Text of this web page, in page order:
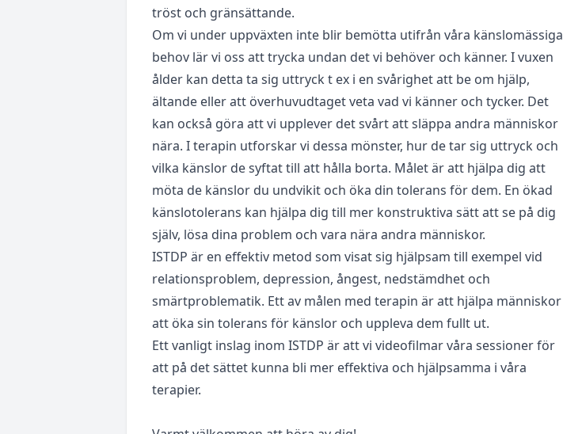
tröst och gränsättande.
Om vi under uppväxten inte blir bemötta utifrån våra känslomässiga
behov lär vi oss att trycka undan det vi behöver och känner. I vuxen
ålder kan detta ta sig uttryck t ex i en svårighet att be om hjälp,
ältande eller att överhuvudtaget veta vad vi känner och tycker. Det
kan också göra att vi upplever det svårt att släppa andra människor
nära. I terapin utforskar vi dessa mönster, hur de tar sig uttryck och
vilka känslor de syftat till att hålla borta. Målet är att hjälpa dig att
möta de känslor du undvikit och öka din tolerans för dem. En ökad
känslotolerans kan hjälpa dig till mer konstruktiva sätt att se på dig
själv, lösa dina problem och vara nära andra människor.
ISTDP är en effektiv metod som visat sig hjälpsam till exempel vid
relationsproblem, depression, ångest, nedstämdhet och
smärtproblematik. Ett av målen med terapin är att hjälpa människor
att öka sin tolerans för känslor och uppleva dem fullt ut.
Ett vanligt inslag inom ISTDP är att vi videofilmar våra sessioner för
att på det sättet kunna bli mer effektiva och hjälpsamma i våra
terapier.